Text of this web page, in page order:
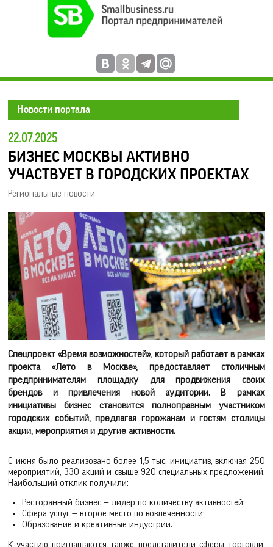
Новости портала
22.07.2025
БИЗНЕС МОСКВЫ АКТИВНО
УЧАСТВУЕТ В ГОРОДСКИХ ПРОЕКТАХ
Региональные новости
Спецпроект «Время возможностей», который работает в рамках
проекта «Лето в Москве», предоставляет столичным
предпринимателям площадку для продвижения своих
брендов и привлечения новой аудитории. В рамках
инициативы бизнес становится полноправным участником
городских событий, предлагая горожанам и гостям столицы
акции, мероприятия и другие активности.
С июня было реализовано более 1,5 тыс. инициатив, включая 250
мероприятий, 330 акций и свыше 920 специальных предложений.
Наибольший отклик получили:
Ресторанный бизнес — лидер по количеству активностей;
Сфера услуг — второе место по вовлеченности;
Образование и креативные индустрии.
К участию приглашаются также представители сферы торговли,